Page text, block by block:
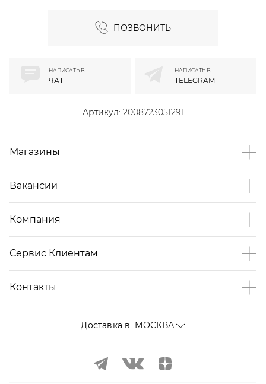
ПОЗВОНИТЬ
Артикул: 2008723051291
НАПИСАТЬ В
ЧАТ
НАПИСАТЬ В
TELEGRAM
Магазины
Вакансии
Компания
Сервис Клиентам
Контакты
Доставка в МОСКВА